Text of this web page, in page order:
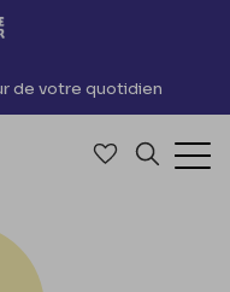
de votre quotidien
Accéder à